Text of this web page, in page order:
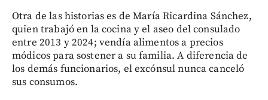
Otra de las historias es de María Ricardina Sánchez,
quien trabajó en la cocina y el aseo del consulado
entre 2013 y 2024; vendía alimentos a precios
módicos para sostener a su familia. A diferencia de
los demás funcionarios, el excónsul nunca canceló
sus consumos.